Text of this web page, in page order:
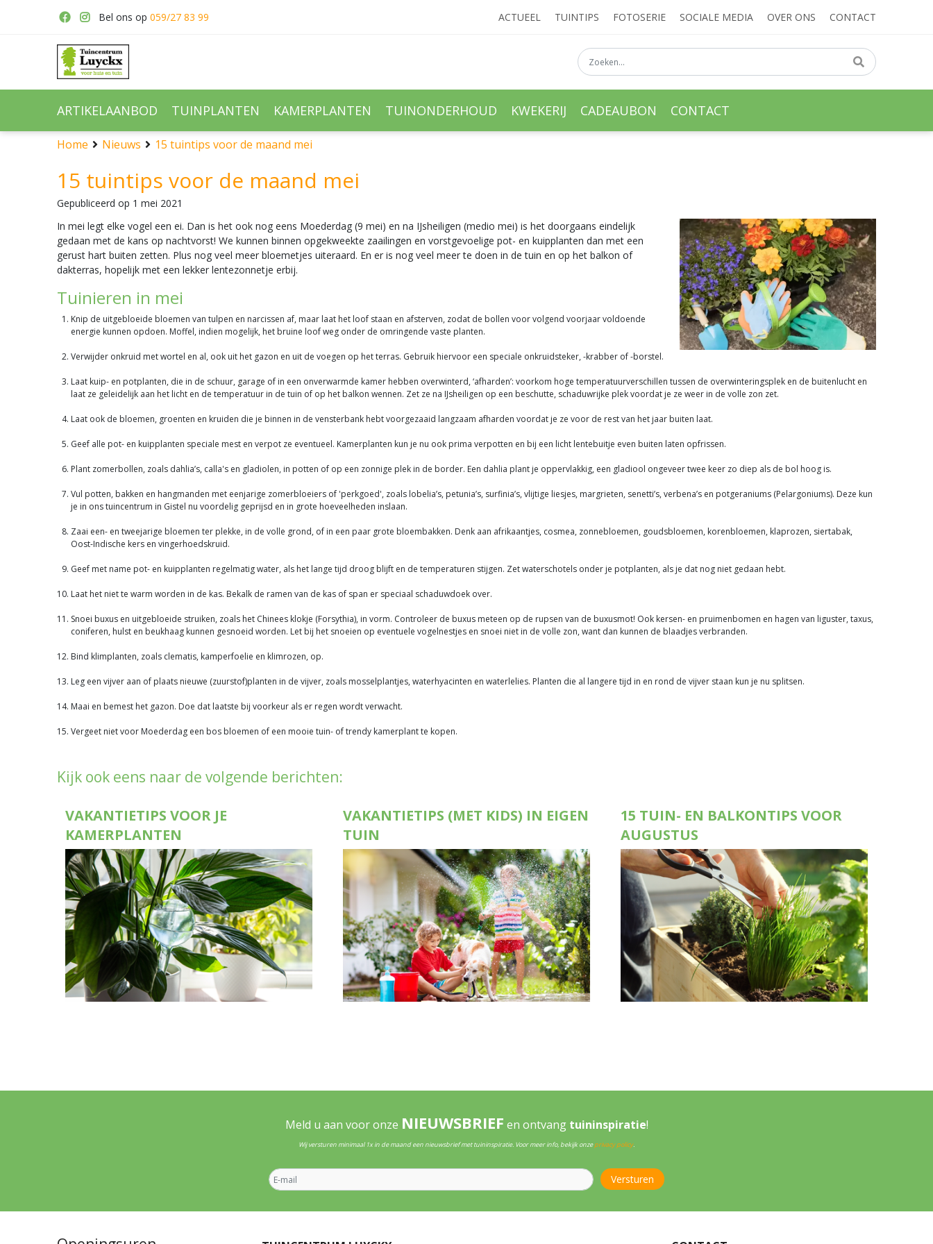
Home Nieuws 15 tuintips voor de maand mei
Bel ons op 059/27 83 99 ACTUEEL TUINTIPS FOTOSERIE SOCIALE MEDIA OVER ONS CONTACT
ARTIKELAANBOD TUINPLANTEN KAMERPLANTEN TUINONDERHOUD KWEKERIJ CADEAUBON CONTACT
15 tuintips voor de maand mei
Gepubliceerd op 1 mei 2021
In mei legt elke vogel een ei. Dan is het ook nog eens Moederdag (9 mei) en na IJsheiligen (medio mei) is het doorgaans eindelijk
gedaan met de kans op nachtvorst! We kunnen binnen opgekweekte zaailingen en vorstgevoelige pot- en kuipplanten dan met een
gerust hart buiten zetten. Plus nog veel meer bloemetjes uiteraard. En er is nog veel meer te doen in de tuin en op het balkon of
dakterras, hopelijk met een lekker lentezonnetje erbij.
Tuinieren in mei
Knip de uitgebloeide bloemen van tulpen en narcissen af, maar laat het loof staan en afsterven, zodat de bollen voor volgend voorjaar voldoende
energie kunnen opdoen. Moffel, indien mogelijk, het bruine loof weg onder de omringende vaste planten.
Verwijder onkruid met wortel en al, ook uit het gazon en uit de voegen op het terras. Gebruik hiervoor een speciale onkruidsteker, -krabber of -borstel.
Laat kuip- en potplanten, die in de schuur, garage of in een onverwarmde kamer hebben overwinterd, ‘afharden’: voorkom hoge temperatuurverschillen tussen de overwinteringsplek en de buitenlucht en
laat ze geleidelijk aan het licht en de temperatuur in de tuin of op het balkon wennen. Zet ze na IJsheiligen op een beschutte, schaduwrijke plek voordat je ze weer in de volle zon zet.
Laat ook de bloemen, groenten en kruiden die je binnen in de vensterbank hebt voorgezaaid langzaam afharden voordat je ze voor de rest van het jaar buiten laat.
Geef alle pot- en kuipplanten speciale mest en verpot ze eventueel. Kamerplanten kun je nu ook prima verpotten en bij een licht lentebuitje even buiten laten opfrissen.
Plant zomerbollen, zoals dahlia’s, calla's en gladiolen, in potten of op een zonnige plek in de border. Een dahlia plant je oppervlakkig, een gladiool ongeveer twee keer zo diep als de bol hoog is.
Vul potten, bakken en hangmanden met eenjarige zomerbloeiers of 'perkgoed', zoals lobelia’s, petunia’s, surfinia’s, vlijtige liesjes, margrieten, senetti’s, verbena’s en potgeraniums (Pelargoniums). Deze kun
je in ons tuincentrum in Gistel nu voordelig geprijsd en in grote hoeveelheden inslaan.
Zaai een- en tweejarige bloemen ter plekke, in de volle grond, of in een paar grote bloembakken. Denk aan afrikaantjes, cosmea, zonnebloemen, goudsbloemen, korenbloemen, klaprozen, siertabak,
Oost-Indische kers en vingerhoedskruid.
Geef met name pot- en kuipplanten regelmatig water, als het lange tijd droog blijft en de temperaturen stijgen. Zet waterschotels onder je potplanten, als je dat nog niet gedaan hebt.
Laat het niet te warm worden in de kas. Bekalk de ramen van de kas of span er speciaal schaduwdoek over.
Snoei buxus en uitgebloeide struiken, zoals het Chinees klokje (Forsythia), in vorm. Controleer de buxus meteen op de rupsen van de buxusmot! Ook kersen- en pruimenbomen en hagen van liguster, taxus,
coniferen, hulst en beukhaag kunnen gesnoeid worden. Let bij het snoeien op eventuele vogelnestjes en snoei niet in de volle zon, want dan kunnen de blaadjes verbranden.
Bind klimplanten, zoals clematis, kamperfoelie en klimrozen, op.
Leg een vijver aan of plaats nieuwe (zuurstof)planten in de vijver, zoals mosselplantjes, waterhyacinten en waterlelies. Planten die al langere tijd in en rond de vijver staan kun je nu splitsen.
Maai en bemest het gazon. Doe dat laatste bij voorkeur als er regen wordt verwacht.
Vergeet niet voor Moederdag een bos bloemen of een mooie tuin- of trendy kamerplant te kopen.
Kijk ook eens naar de volgende berichten:
VAKANTIETIPS VOOR JE
KAMERPLANTEN
VAKANTIETIPS (MET KIDS) IN EIGEN
TUIN
15 TUIN- EN BALKONTIPS VOOR
AUGUSTUS
Meld u aan voor onze NIEUWSBRIEF en ontvang tuininspiratie!
Wij versturen minimaal 1x in de maand een nieuwsbrief met tuininspiratie. Voor meer info, bekijk onzeprivacy policy.